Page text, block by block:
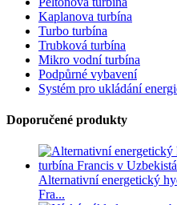
Kaplanova turbína
Turbo turbína
Trubková turbína
Mikro vodní turbína
Podpůrné vybavení
Systém pro ukládání
Doporučené produkty
Alternativní energetický
Fra...